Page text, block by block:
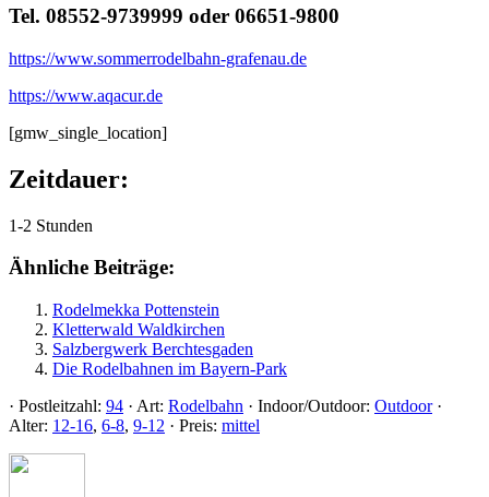
Tel. 08552-9739999 oder 06651-9800
https://www.sommerrodelbahn-grafenau.de
https://www.aqacur.de
[gmw_single_location]
Zeitdauer:
1-2 Stunden
Ähnliche Beiträge:
Rodelmekka Pottenstein
Kletterwald Waldkirchen
Salzbergwerk Berchtesgaden
Die Rodelbahnen im Bayern-Park
· Postleitzahl: 94 · Art: Rodelbahn · Indoor/Outdoor: Outdoor·
Alter: 12-16, 6-8, 9-12 · Preis: mittel